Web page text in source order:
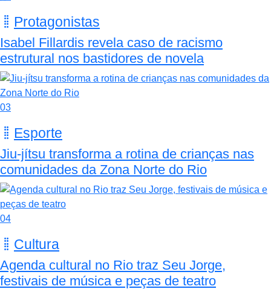
Protagonistas
Isabel Fillardis revela caso de racismo
estrutural nos bastidores de novela
03
Esporte
Jiu-jítsu transforma a rotina de crianças nas
comunidades da Zona Norte do Rio
04
Cultura
Agenda cultural no Rio traz Seu Jorge,
festivais de música e peças de teatro